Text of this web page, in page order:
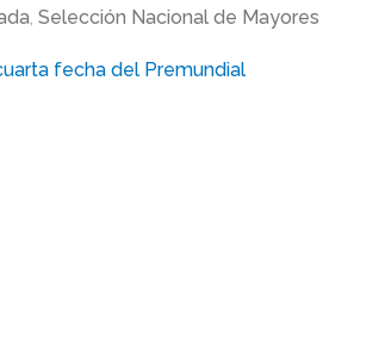
, Selección Nacional de Mayores